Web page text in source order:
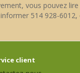
vous pouvez
514 928-
client